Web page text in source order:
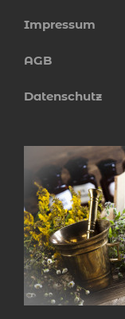
Impressum
AGB
Datenschutz